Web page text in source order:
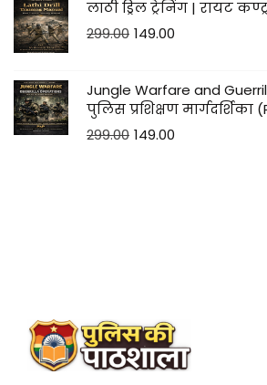
लाठी ड्रिल ट्रेनिंग | रायट
299.00 149.00
Jungle Warfare and
पुलिस प्रशिक्षण मार्गदर्शिका
299.00 149.00